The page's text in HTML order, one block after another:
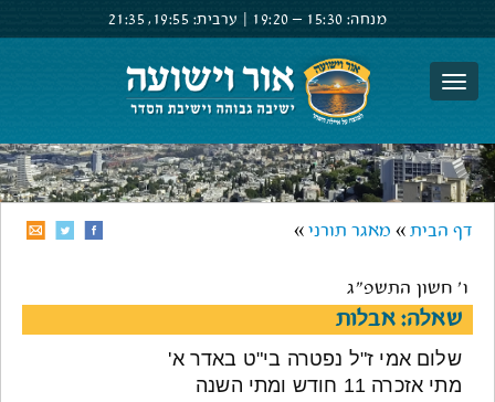
מנחה: 15:30 –
19:20 ערבית: 19:55,
21:35
דף הבית » מאגר תורני »
ו' חשון התשפ"ג
שאלה: אבלות
שלום אמי ז"ל נפטרה בי"ט באדר א'
מתי אזכרה 11 חודש ומתי השנה